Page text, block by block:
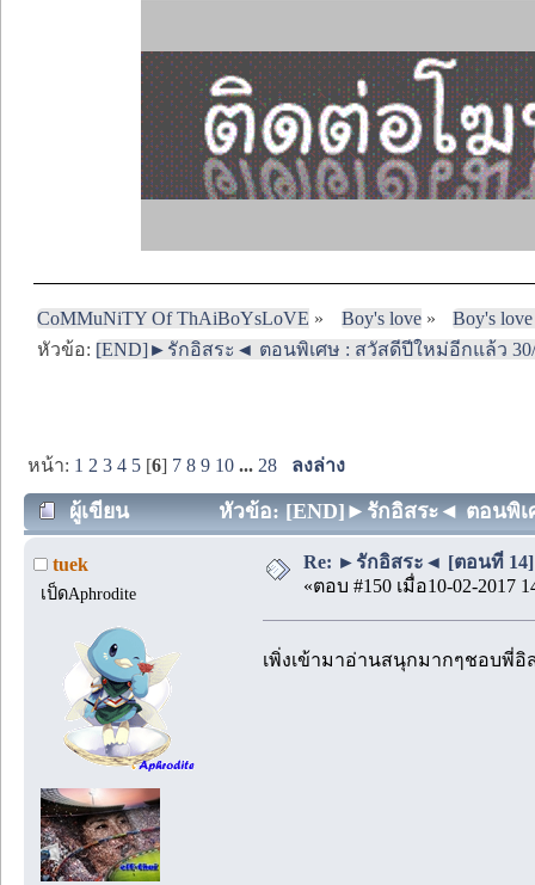
CoMMuNiTY Of ThAiBoYsLoVE » Boy's love»
Boy's
หัวข้อ: [END]►รักอิสระ◄ ตอนพิเศษ : สวัสดีปีใหม่อีกแล้ว 30/
หน้า: 1 2 3 4 5 [6] 7 8 9 10 ... 28 ลงล่าง
ผู้เขียน หัวข้อ: [END]►รักอิสระ◄ ตอนพิเศ
tuek
เป็ดAphrodite
Re: ►รักอิสระ◄ [ตอนที่ 14]
«ตอบ #150 เมื่อ10-02-2017
เพิ่งเข้ามาอ่านสนุกมากๆชอบพี่อิ